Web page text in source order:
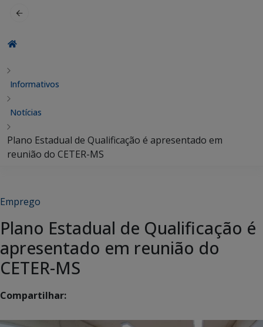
Informativos
Notícias
Plano Estadual de Qualificação é apresentado em
reunião do CETER-MS
Emprego
Plano Estadual de Qualificação é
apresentado em reunião do
CETER-MS
Compartilhar: